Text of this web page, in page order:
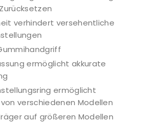
verhindert versehentliche
ermöglicht akkurate
ermöglicht
verschiedenen Modellen
auf größeren Modellen